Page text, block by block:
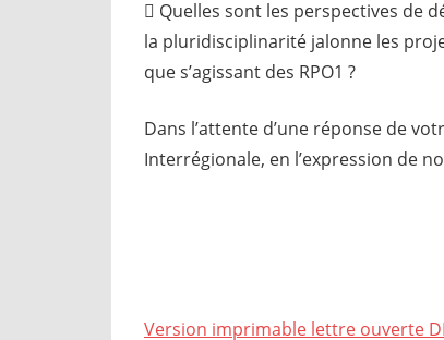
 Quelles sont les perspectives de
la pluridisciplinarité jalonne les
que s’agissant des RPO1 ?
Dans l’attente d’une réponse de
Interrégionale, en l’expression de
Version imprimable lettre ouverte